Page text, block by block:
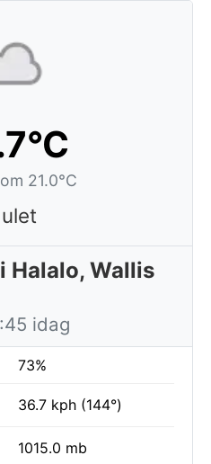
21.0°C
Halalo, Wallis
idag
73%
36.7 kph (144°)
1015.0 mb